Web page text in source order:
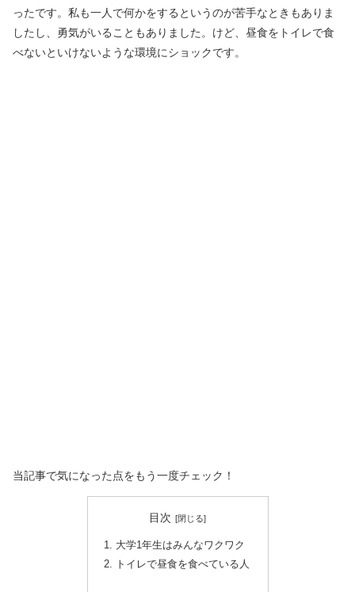
ったです。私も一人で何かをするというのが苦手なときもありま
したし、勇気がいることもありました。けど、昼食をトイレで食
べないといけないような環境にショックです。
当記事で気になった点をもう一度チェック！
目次
大学1年生はみんなワクワク
トイレで昼食を食べている人